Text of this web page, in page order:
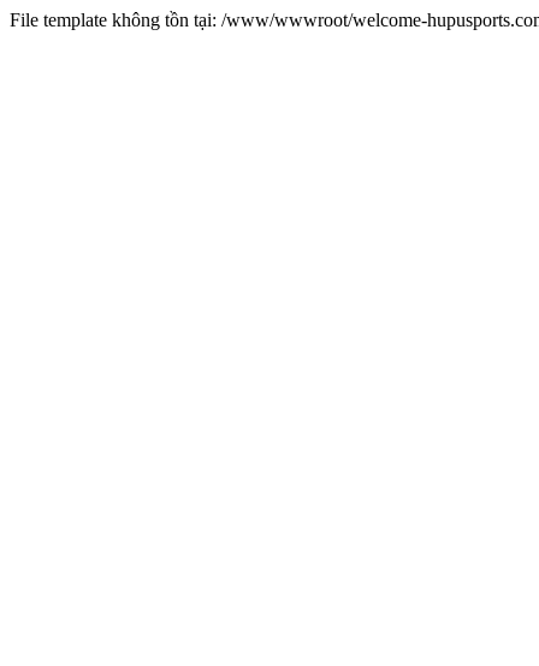
File template không tồn tại: /www/wwwroot/welcome-